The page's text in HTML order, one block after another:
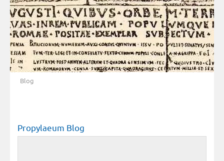
Blog
Propylaeum Blog